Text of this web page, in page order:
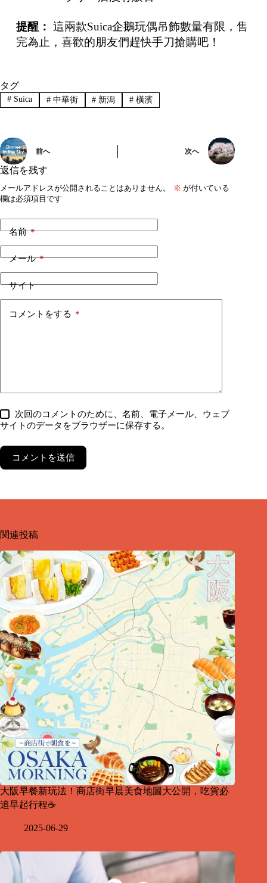
提醒： 這兩款Suica企鵝玩偶吊飾數量有限，售
完為止，喜歡的朋友們趕快手刀搶購吧！
タグ
#Suica #中華街 # 新潟 # 橫濱
前へ 次へ
返信を残す
メールアドレスが公開されることはありません。 ※ が付いている
欄は必須項目です
名前*
メール*
サイト
コメントをする *
次回のコメントのために、名前、電子メール、ウェブ
サイトのデータをブラウザーに保存する。
コメントを送信
関連投稿
大阪早餐新玩法！商店街早晨美食地圖大公開，吃貨必
追早起行程☕
2025-06-29